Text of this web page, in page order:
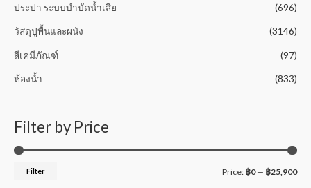
ประปา ระบบบำบัดน้ำเสีย (696)
วัสดุปูพื้นและผนัง (3146)
สีเคมีภัณฑ์ (97)
ห้องน้ำ (833)
Filter by Price
Filter Price: ฿0— ฿25,900